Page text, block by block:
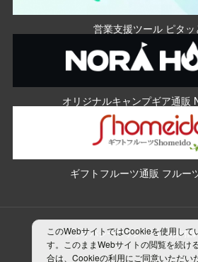
営業支援ツール ピタッ
オリジナルキャンプギア通販
ギフトフルーツ通販 フルー
プライバシーポリシー 制作指
このWebサイトではCookieを使用して
す。このままWebサイトの閲覧を続け
合は、Cookieの利用にご同意いただい